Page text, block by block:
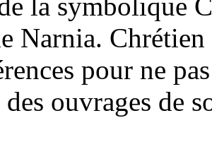
la symbolique
Narnia.
pour ne
ouvrages de